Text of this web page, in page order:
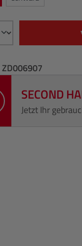
ZD006907
SECOND
Jetzt Ihr